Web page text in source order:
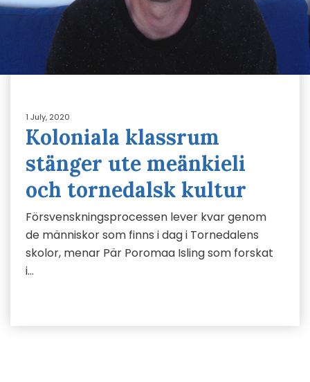
1 July, 2020
Koloniala klassrum
stänger ute meänkieli
och tornedalsk kultur
Försvenskningsprocessen lever kvar genom
de människor som finns i dag i Tornedalens
skolor, menar Pär Poromaa Isling som forskat
i…